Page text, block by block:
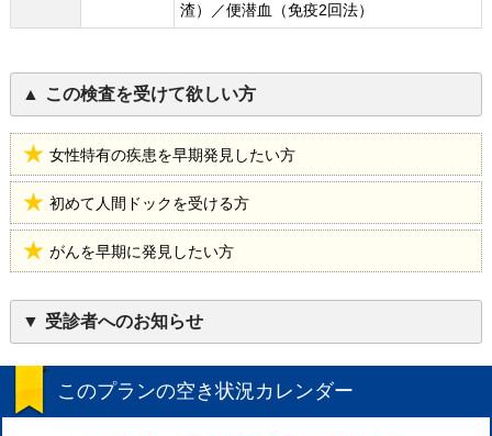
渣）／便潜血（免疫2回法）
この検査を受けて欲しい方
女性特有の疾患を早期発見したい方
初めて人間ドックを受ける方
がんを早期に発見したい方
受診者へのお知らせ
このプランの空き状況カレンダー